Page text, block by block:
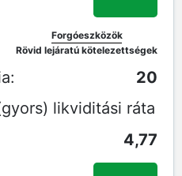
Forgóeszközök
Rövid lejáratú kötelezettségek
20
likviditási ráta
4,77